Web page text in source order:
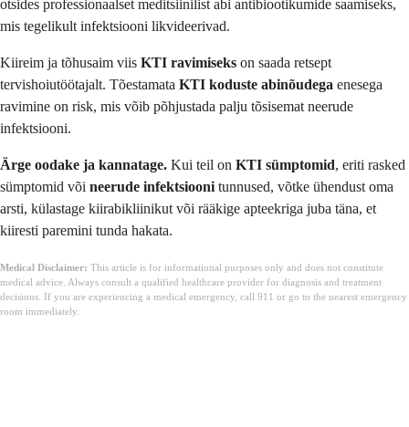
otsides professionaalset meditsiinilist abi antibiootikumide saamiseks,
mis tegelikult infektsiooni likvideerivad.
Kiireim ja tõhusaim viis KTI ravimiseks on saada retsept
tervishoiutöötajalt. Tõestamata KTI koduste abinõudega enesega
ravimine on risk, mis võib põhjustada palju tõsisemat neerude
infektsiooni.
Ärge oodake ja kannatage. Kui teil on KTI sümptomid, eriti rasked
sümptomid või neerude infektsiooni tunnused, võtke ühendust oma
arsti, külastage kiirabikliinikut või rääkige apteekriga juba täna, et
kiiresti paremini tunda hakata.
Medical Disclaimer: This article is for informational purposes only and does not constitute
medical advice. Always consult a qualified healthcare provider for diagnosis and treatment
decisions. If you are experiencing a medical emergency, call 911 or go to the nearest emergency
room immediately.